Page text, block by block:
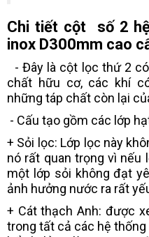
Chi tiết cột số 2
inox D300mm cao
- Đây là cột lọc thứ 2
chất hữu cơ, các khí
những táp chất còn lại
- Cấu tạo gồm các lớp
+ Sỏi lọc: Lớp lọc này
nó rất quan trọng vì nếu
một lớp sỏi không đạt
ảnh hưởng nước ra rất
+ Cát thạch Anh: được
trong tất cả các hệ